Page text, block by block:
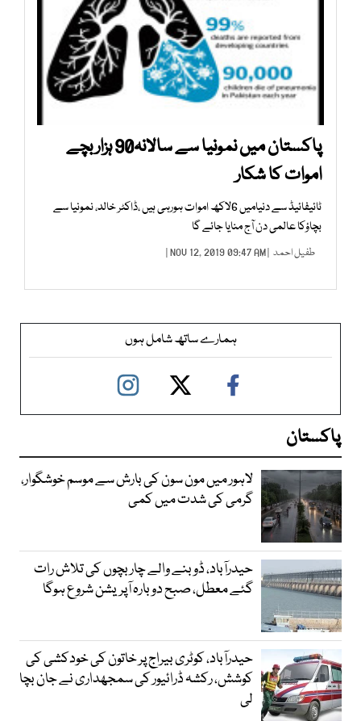
پاکستان میں نمونیا سے سالانہ90 ہزار بچے
اموات کا شکار
ٹائیفائیڈ سے دنیامیں 6لاکھ اموات ہورہی ہیں ،ڈاکٹر خالد، نمونیا سے
بچاؤکا عالمی دن آج منایا جائے گا
طفیل احمد | NOV 12, 2019 09:47 AM |
ہمارے ساتھ شامل ہوں
پاکستان
لاہور میں مون سون کی بارش سے موسم خوشگوار،
گرمی کی شدت میں کمی
حیدرآباد، ڈوبنے والے چار بچوں کی تلاش رات
گئے معطل، صبح دوبارہ آپریشن شروع ہوگا
حیدرآباد، کوٹری بیراج پر خاتون کی خودکشی کی
کوشش، رکشہ ڈرائیور کی سمجھداری نے جان بچا
لی